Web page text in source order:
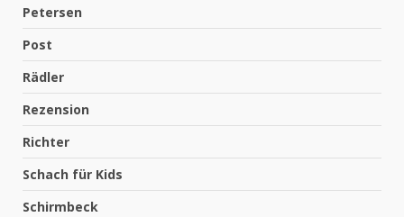
Petersen
Post
Rädler
Rezension
Richter
Schach für Kids
Schirmbeck